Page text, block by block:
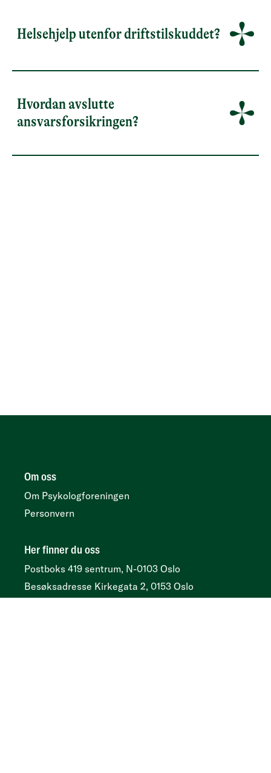
Helsehjelp utenfor driftstilskuddet?
Hvordan avslutte
ansvarsforsikringen?
Om oss
Om Psykologforeningen
Personvern
Her finner du oss
Postboks 419 sentrum, N-0103 Oslo
Besøksadresse Kirkegata 2, 0153 Oslo